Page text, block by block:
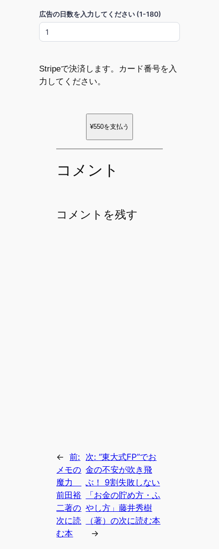
広告の日数を入力してください (1-180)
Stripeで決済します。カード番号を入
力してください。
¥550を支払う
コメント
コメントを残す
←
前:
メモの
魔力
前田裕
二著の
次に読
む本
次:“東大式FP”でお
金の不安が吹き飛
ぶ！ 9割失敗しない
「お金の貯め方・ふ
やし方」藤井秀樹
（著）の次に読む本
→